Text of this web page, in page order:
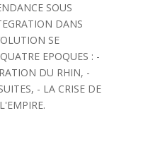
SOUS
DANS
SE
EPOQUES : -
DU RHIN, -
- LA CRISE DE